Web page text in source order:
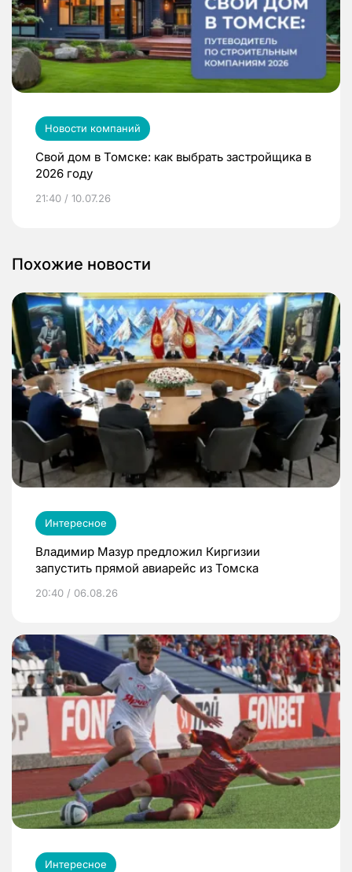
Новости компаний
Свой дом в Томске: как выбрать застройщика в
2026 году
21:40 / 10.07.26
Похожие новости
Интересное
Владимир Мазур предложил Киргизии
запустить прямой авиарейс из Томска
20:40 / 06.08.26
Интересное